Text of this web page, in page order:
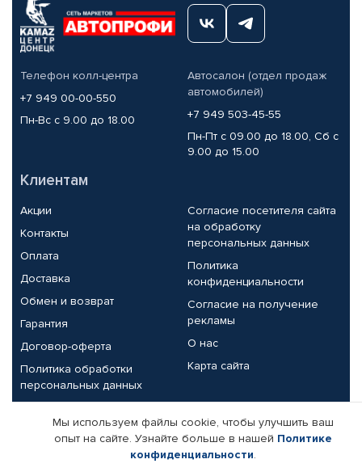
Телефон колл-центра
+7 949 00-00-550
Пн-Вс с 9.00 до 18.00
Автосалон (отдел продаж
автомобилей)
+7 949 503-45-55
Пн-Пт с 09.00 до 18.00, Сб с
9.00 до 15.00
Клиентам
Акции
Контакты
Оплата
Доставка
Обмен и возврат
Гарантия
Договор-оферта
Политика обработки
персональных данных
Согласие посетителя сайта
на обработку
персональных данных
Политика
конфиденциальности
Согласие на получение
рекламы
О нас
Карта сайта
Партнерам
Корпоративным клиентам
Реквизиты компании
Мы используем файлы cookie, чтобы улучшить ваш
опыт на сайте. Узнайте больше в нашей Политике
конфиденциальности.